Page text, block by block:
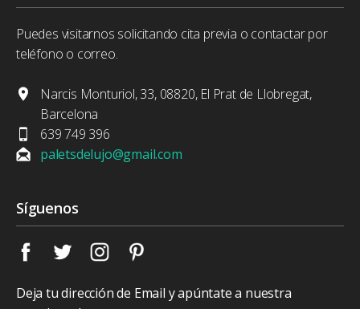
Puedes visitarnos solicitando cita previa o contactar por
teléfono o correo.
Narcis Monturiol, 33, 08820, El Prat de Llobregat,
Barcelona
639 749 396
paletsdelujo@gmail.com
Síguenos
Deja tu dirección de Email y apúntate a nuestra